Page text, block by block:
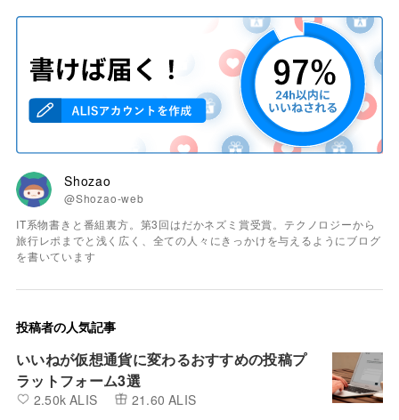
Shozao
@Shozao-web
IT系物書きと番組裏方。第3回はだかネズミ賞受賞。テクノロジーから
旅行レポまでと浅く広く、全ての人々にきっかけを与えるようにブログ
を書いています
投稿者の人気記事
いいねが仮想通貨に変わるおすすめの投稿プ
ラットフォーム3選
2.50k ALIS 21.60 ALIS